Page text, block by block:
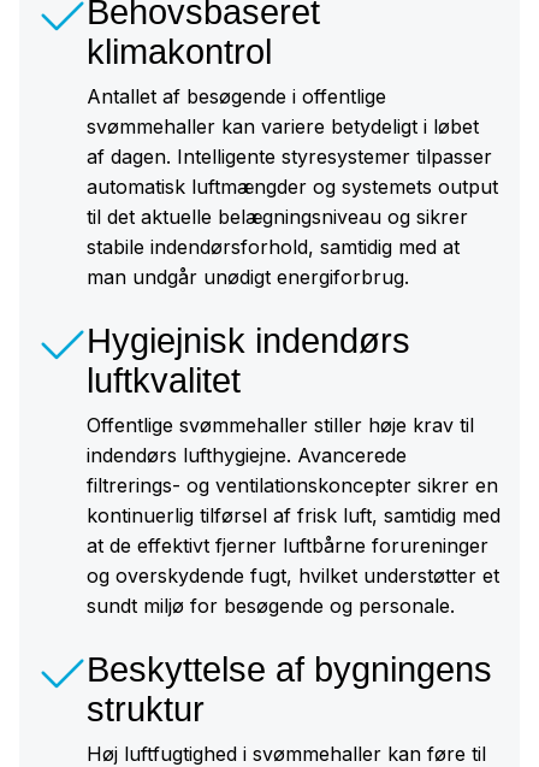
Behovsbaseret
klimakontrol
Antallet af besøgende i offentlige
svømmehaller kan variere betydeligt i løbet
af dagen. Intelligente styresystemer tilpasser
automatisk luftmængder og systemets output
til det aktuelle belægningsniveau og sikrer
stabile indendørsforhold, samtidig med at
man undgår unødigt energiforbrug.
Hygiejnisk indendørs
luftkvalitet
Offentlige svømmehaller stiller høje krav til
indendørs lufthygiejne. Avancerede
filtrerings- og ventilationskoncepter sikrer en
kontinuerlig tilførsel af frisk luft, samtidig med
at de effektivt fjerner luftbårne forureninger
og overskydende fugt, hvilket understøtter et
sundt miljø for besøgende og personale.
Beskyttelse af bygningens
struktur
Høj luftfugtighed i svømmehaller kan føre til